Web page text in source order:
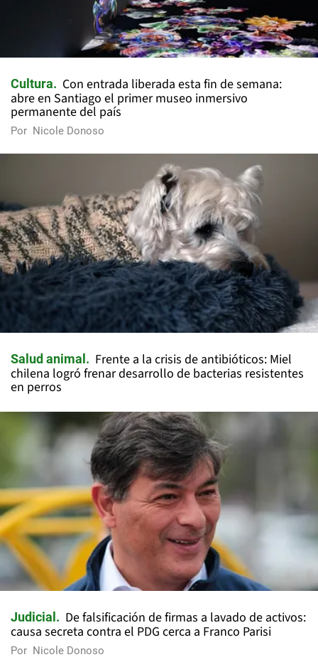
Cultura
Con entrada liberada esta fin de semana:
abre en Santiago el primer museo inmersivo
permanente del país
Por Nicole Donoso
Salud animal
Frente a la crisis de antibióticos: Miel
chilena logró frenar desarrollo de bacterias resistentes
en perros
Judicial
De falsificación de firmas a lavado de activos:
causa secreta contra el PDG cerca a Franco Parisi
Por Nicole Donoso